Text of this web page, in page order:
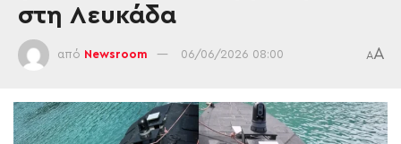
στη Λευκάδα
από Newsroom 06/06/2026 08:00 AA